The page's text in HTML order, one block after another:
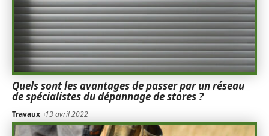
Quels sont les avantages de passer par un réseau
de spécialistes du dépannage de stores ?
Travaux 13 avril 2022